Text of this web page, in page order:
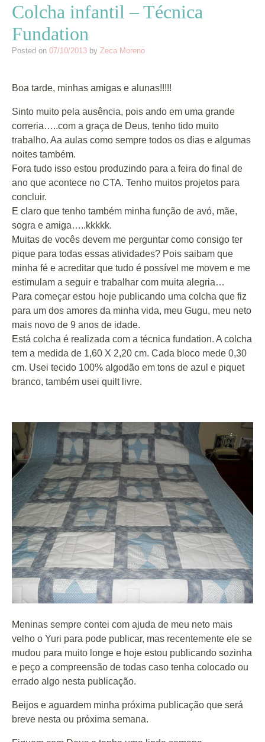
Colcha infantil – Técnica
Fundation
Posted on 07/10/2013 by Zeca Moreno
Boa tarde, minhas amigas e alunas!!!!!
Sinto muito pela ausência, pois ando em uma grande
correria…..com a graça de Deus, tenho tido muito
trabalho. Aa aulas como sempre todos os dias e algumas
noites também.
Fora tudo isso estou produzindo para a feira do final de
ano que acontece no CTA. Tenho muitos projetos para
concluir.
E claro que tenho também minha função de avó, mãe,
sogra e amiga…..kkkkk.
Muitas de vocês devem me perguntar como consigo ter
pique para todas essas atividades? Pois saibam que
minha fé e acreditar que tudo é possível me movem e me
estimulam a seguir e trabalhar com muita alegria…
Para começar estou hoje publicando uma colcha que fiz
para um dos amores da minha vida, meu Gugu, meu neto
mais novo de 9 anos de idade.
Está colcha é realizada com a técnica fundation. A colcha
tem a medida de 1,60 X 2,20 cm. Cada bloco mede 0,30
cm. Usei tecido 100% algodão em tons de azul e piquet
branco, também usei quilt livre.
Meninas sempre contei com ajuda de meu neto mais
velho o Yuri para pode publicar, mas recentemente ele se
mudou para muito longe e hoje estou publicando sozinha
e peço a compreensão de todas caso tenha colocado ou
errado algo nesta publicação.
Beijos e aguardem minha próxima publicação que será
breve nesta ou próxima semana.